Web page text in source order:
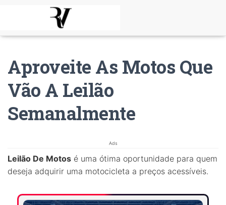
Aproveite As Motos Que
Vão A Leilão
Semanalmente
Ads
Leilão De Motos é uma ótima oportunidade para quem
deseja adquirir uma motocicleta a preços acessíveis.